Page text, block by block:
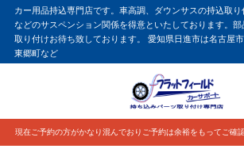
カー用品持込専門店です。車高調、ダウンサスの持込取
などのサスペンション関係を得意といたしております。
取り付けお待ち致しております。 愛知県日進市は名古屋
東郷町など
現在ご予約の方がかなり混んでおりご予約は余裕をもってご確